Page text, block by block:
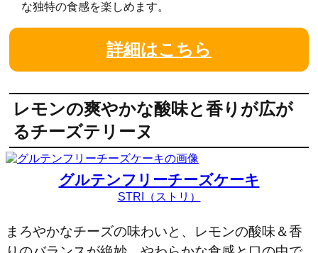
な独特の食感を楽しめます。
詳細はこちら
レモンの爽やかな酸味と香りが広が
るチーズテリーヌ
グルテンフリーチーズケーキ
STRI（ストリ）
まろやかなチーズの味わいと、レモンの酸味＆香